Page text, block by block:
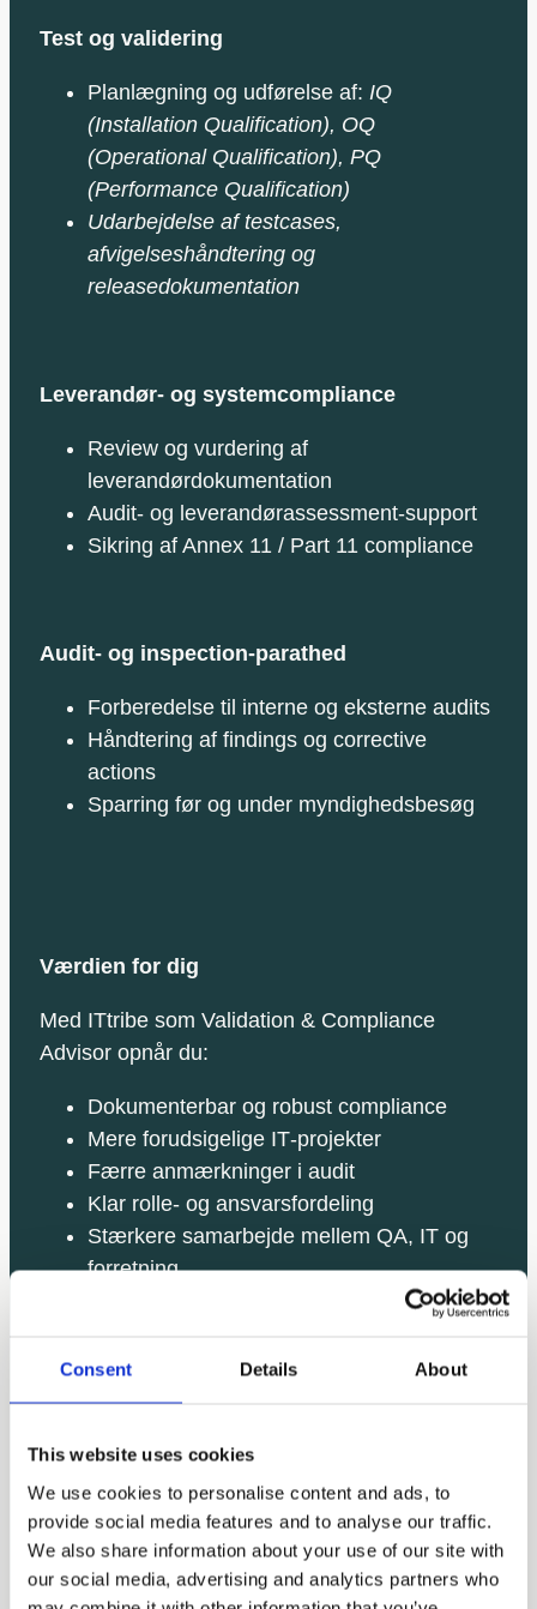
Consent Details About
This website uses cookies
We use cookies to personalise content and ads, to
provide social media features and to analyse our traffic.
We also share information about your use of our site with
our social media, advertising and analytics partners who
Test og validering
Planlægning og udførelse af: IQ
(Installation Qualification), OQ
(Operational Qualification), PQ
(Performance Qualification)
Udarbejdelse af testcases,
afvigelseshåndtering og
releasedokumentation
Leverandør- og systemcompliance
Review og vurdering af
leverandørdokumentation
Audit‑ og leverandørassessment‑support
Sikring af Annex 11 / Part 11 compliance
Audit- og inspection‑parathed
Forberedelse til interne og eksterne audits
Håndtering af findings og corrective
actions
Sparring før og under myndighedsbesøg
Værdien for dig
Med ITtribe som Validation & Compliance
Advisor opnår du:
Dokumenterbar og robust compliance
Mere forudsigelige IT‑projekter
Færre anmærkninger i audit
Klar rolle- og ansvarsfordeling
Stærkere samarbejde mellem QA, IT og
forretning
Løsninger, der er klar til drift – og klar til
Hvorfor ITtribe?
Fordi vi kombinerer dyb erfaring fra regulerede
pharma‑miljøer med en pragmatisk og